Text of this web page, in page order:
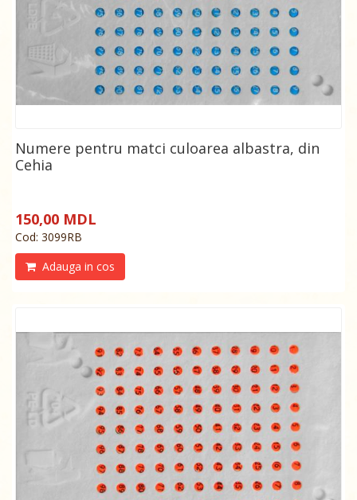
Numere pentru matci culoarea albastra, din
Cehia
150,00 MDL
Cod: 3099RB
Adauga in cos